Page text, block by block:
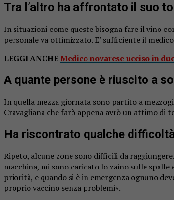
Tra l’altro ha affrontato il suo
In situazioni come queste bisogna fare il vino
personale va ottimizzato. E’ sufficiente il
LEGGI ANCHE Medico novarese ucciso in
A quante persone è riuscito a
In quella mezza giornata sono partito a
Cravagliana che farò appena avrò un attimo di
Ha riscontrato qualche
Ripeto, alcune zone sono difficili da
macchina, mi sono caricato lo zaino sulle
priorità, e quando si è in emergenza ognuno
propriovaccino senza problemi».